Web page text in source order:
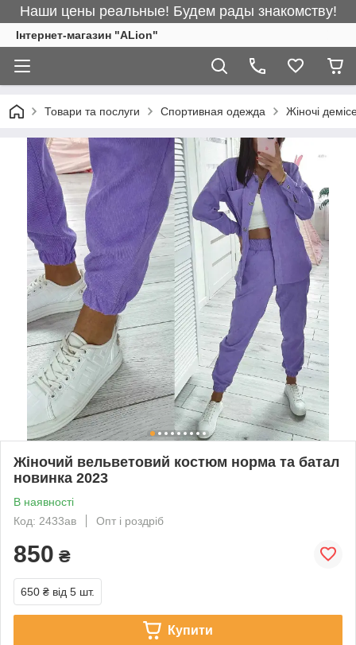
Наши цены реальные! Будем рады знакомству!
Інтернет-магазин "ALіon"
Товари та послуги Спортивная одежда Жіночі
Жіночий вельветовий костюм норма та батал
новинка 2023
В наявності
Код: 2433ав
Опт і роздріб
850 ₴
650 ₴ від 5 шт.
Купити